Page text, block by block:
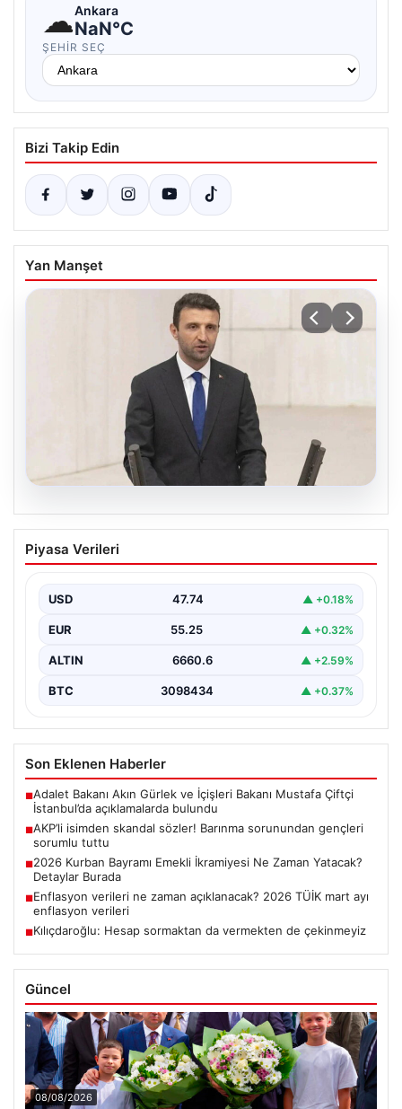
☁Ankara
NaN°C
ŞEHIR SEÇ
Bizi Takip Edin
Yan Manşet
07.08.2026
AKP’li isimden skandal sözler! Barınma
sorunundan gençleri sorumlu tuttu
Sorunu ve Gençlerin Sorumluluğu Üzerine Tartışmalar",
"content":…
Piyasa Verileri
USD 47.74 ▲ +0.18%
EUR 55.25 ▲ +0.32%
ALTIN 6660.6 ▲ +2.59%
BTC 3098434 ▲ +0.37%
Son Eklenen Haberler
■Adalet Bakanı Akın Gürlek ve İçişleri Bakanı Mustafa Çiftçi
İstanbul’da açıklamalarda bulundu
■AKP’li isimden skandal sözler! Barınma sorunundan gençleri
sorumlu tuttu
■2026 Kurban Bayramı Emekli İkramiyesi Ne Zaman Yatacak?
Detaylar Burada
■Enflasyon verileri ne zaman açıklanacak? 2026 TÜİK mart ayı
enflasyon verileri
■Kılıçdaroğlu: Hesap sormaktan da vermekten de çekinmeyiz
Güncel
08/08/2026